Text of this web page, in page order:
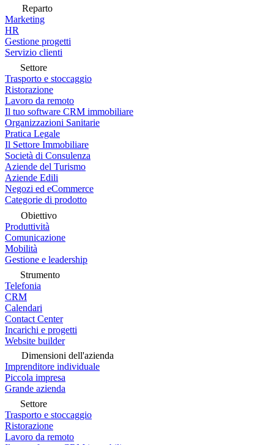
Reparto
Marketing
HR
Gestione progetti
Servizio clienti
Settore
Trasporto e stoccaggio
Ristorazione
Lavoro da remoto
Il tuo software CRM immobiliare
Organizzazioni Sanitarie
Pratica Legale
Il Settore Immobiliare
Società di Consulenza
Aziende del Turismo
Aziende Edili
Negozi ed eCommerce
Categorie di prodotto
Obiettivo
Produttività
Comunicazione
Mobilità
Gestione e leadership
Strumento
Telefonia
CRM
Calendari
Contact Center
Incarichi e progetti
Website builder
Dimensioni dell'azienda
Imprenditore individuale
Piccola impresa
Grande azienda
Settore
Trasporto e stoccaggio
Ristorazione
Lavoro da remoto